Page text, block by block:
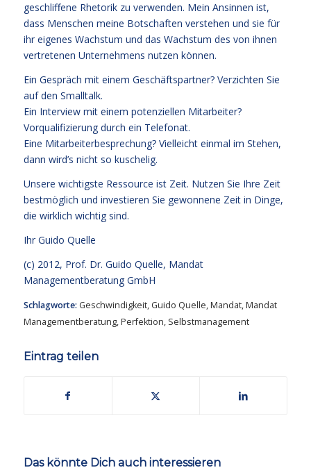
geschliffene Rhetorik zu verwenden. Mein Ansinnen ist,
dass Menschen meine Botschaften verstehen und sie für
ihr eigenes Wachstum und das Wachstum des von ihnen
vertretenen Unternehmens nutzen können.
Ein Gespräch mit einem Geschäftspartner? Verzichten Sie
auf den Smalltalk.
Ein Interview mit einem potenziellen Mitarbeiter?
Vorqualifizierung durch ein Telefonat.
Eine Mitarbeiterbesprechung? Vielleicht einmal im Stehen,
dann wird’s nicht so kuschelig.
Unsere wichtigste Ressource ist Zeit. Nutzen Sie Ihre Zeit
bestmöglich und investieren Sie gewonnene Zeit in Dinge,
die wirklich wichtig sind.
Ihr Guido Quelle
(c) 2012, Prof. Dr. Guido Quelle, Mandat
Managementberatung GmbH
Schlagworte: Geschwindigkeit, Guido Quelle,Mandat,Mandat
Managementberatung,Perfektion, Selbstmanagement
Eintrag teilen
Das könnte Dich auch interessieren